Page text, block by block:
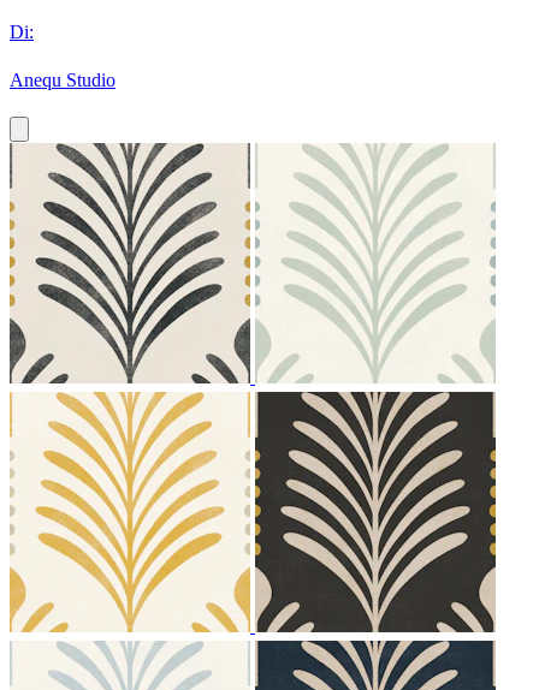
Di:
Anequ Studio